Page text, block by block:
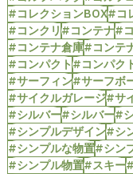
#コレクションBOX#コ
#コンクリ#コンテナ#
#コンテナ倉庫#コンテ
#コンパクト#コンパク
#サーフィン#サーフボ
#サイクルガレージ#サ
#シルバー#シルバー#
#シンプルデザイン#シ
#シンプルな物置#シン
#シンプル物置#スキー